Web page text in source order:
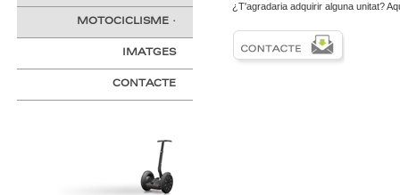
MOTOCICLISME ·
IMATGES
CONTACTE
¿T'agradaria adquirir alguna unitat?